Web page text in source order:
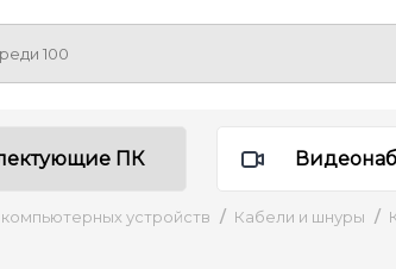
ПК
устройств / Кабели и шнуры /